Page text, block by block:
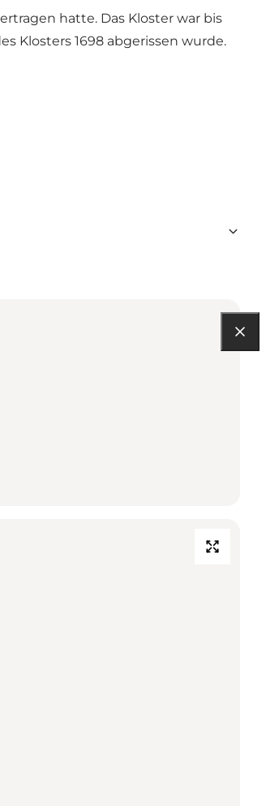
hatte. Das Kloster war bis
Klosters 1698 abgerissen wurde.